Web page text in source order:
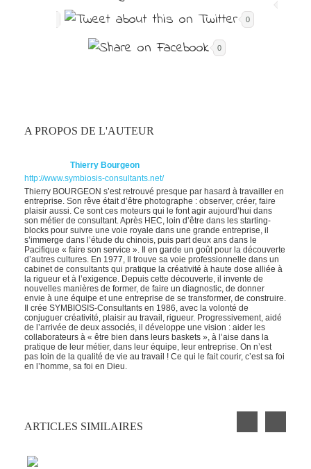
0
0
A PROPOS DE L'AUTEUR
Thierry Bourgeon
http://www.symbiosis-consultants.net/
Thierry BOURGEON s’est retrouvé presque par hasard à travailler en
entreprise. Son rêve était d’être photographe : observer, créer, faire
plaisir aussi. Ce sont ces moteurs qui le font agir aujourd’hui dans
son métier de consultant. Après HEC, loin d’être dans les starting-
blocks pour suivre une voie royale dans une grande entreprise, il
s’immerge dans l’étude du chinois, puis part deux ans dans le
Pacifique « faire son service ». Il en garde un goût pour la découverte
d’autres cultures. En 1977, Il trouve sa voie professionnelle dans un
cabinet de consultants qui pratique la créativité à haute dose alliée à
la rigueur et à l’exigence. Depuis cette découverte, il invente de
nouvelles manières de former, de faire un diagnostic, de donner
envie à une équipe et une entreprise de se transformer, de construire.
Il crée SYMBIOSIS-Consultants en 1986, avec la volonté de
conjuguer créativité, plaisir au travail, rigueur. Progressivement, aidé
de l’arrivée de deux associés, il développe une vision : aider les
collaborateurs à « être bien dans leurs baskets », à l’aise dans la
pratique de leur métier, dans leur équipe, leur entreprise. On n’est
pas loin de la qualité de vie au travail ! Ce qui le fait courir, c’est sa foi
en l’homme, sa foi en Dieu.
ARTICLES SIMILAIRES